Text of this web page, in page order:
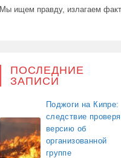
Мы ищем правду, излагаем
ПОСЛЕДНИЕ
ЗАПИСИ
Поджоги на Кипре:
следствие
версию об
организованной
группе